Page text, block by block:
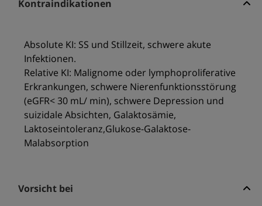
Kontraindikationen
Absolute KI: SS und Stillzeit, schwere akute
Infektionen.
Relative KI: Malignome oder lymphoproliferative
Erkrankungen, schwere Nierenfunktionsstörung
(eGFR< 30 mL/ min), schwere Depression und
suizidale Absichten, Galaktosämie,
Laktoseintoleranz,Glukose-Galaktose-
Malabsorption
Vorsicht bei